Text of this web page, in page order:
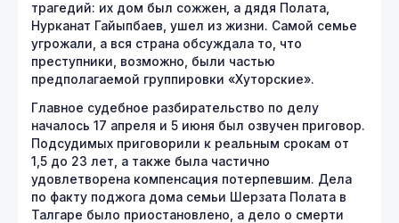
трагедий: их дом был сожжен, а дядя Полата,
Нурканат Гайыпбаев, ушел из жизни. Самой семье
угрожали, а вся страна обсуждала то, что
преступники, возможно, были частью
предполагаемой группировки «Хуторские».
Главное судебное разбирательство по делу
началось 17 апреля и 5 июня был озвучен приговор.
Подсудимых приговорили к реальным срокам от
1,5 до 23 лет, а также была частично
удовлетворена компенсация потерпевшим. Дела
по факту поджога дома семьи Шерзата Полата в
Талгаре было приостановлено, а дело о смерти